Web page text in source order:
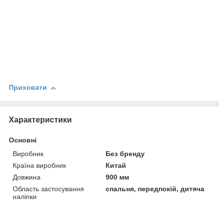
Приховати
Характеристики
Основні
Виробник
Без бренду
Країна виробник
Китай
Довжина
900 мм
Область застосування
наліпки
спальня, передпокій, дитяча